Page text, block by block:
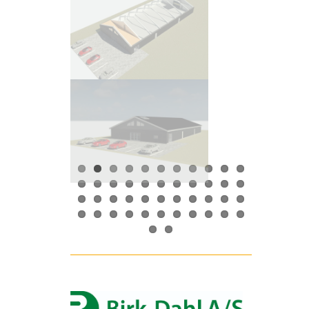
foderkassen.
- Holdbar. Minimalt slitage på grund af den
enkle konstruktion